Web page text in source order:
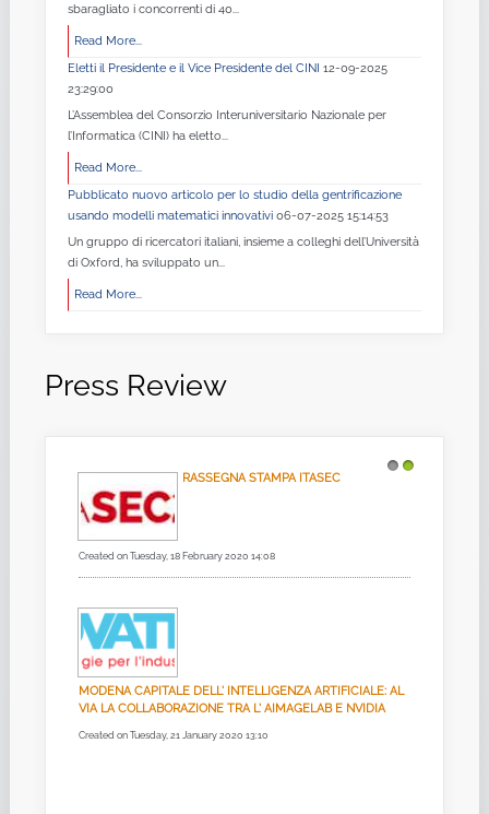
sbaragliato i concorrenti di 40...
Read More...
Eletti il Presidente e il Vice Presidente del CINI 12-09-2025
23:29:00
L’Assemblea del Consorzio Interuniversitario Nazionale per
l’Informatica (CINI) ha eletto...
Read More...
Pubblicato nuovo articolo per lo studio della gentrificazione
usando modelli matematici innovativi 06-07-2025 15:14:53
Un gruppo di ricercatori italiani, insieme a colleghi dell’Università
di Oxford, ha sviluppato un...
Read More...
Press Review
RASSEGNA STAMPA ITASEC
Created on Tuesday, 18 February 2020 14:08
MODENA CAPITALE DELL' INTELLIGENZA ARTIFICIALE: AL
VIA LA COLLABORAZIONE TRA L' AIMAGELAB E NVIDIA
Created on Tuesday, 21 January 2020 13:10